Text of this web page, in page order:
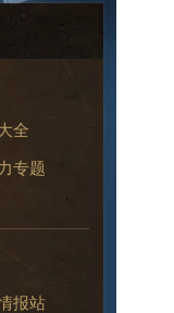
全
专题
报站